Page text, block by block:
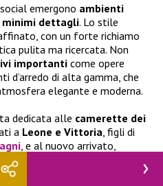
emergono ambienti
minimi dettagli. Lo stile
con un forte richiamo
pulita ma ricercata. Non
importanti come opere
d’arredo di alta gamma, che
elegante e moderna.
dedicata alle camerette dei
a Leone e Vittoria , figli di
, e al nuovo arrivato,
giocosi come carta da
e boiserie decorative. Il